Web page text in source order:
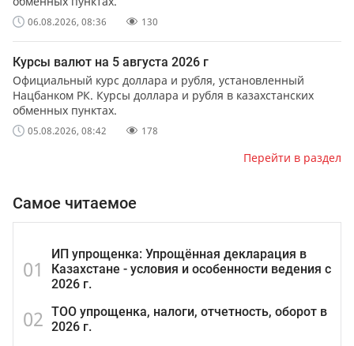
06.08.2026, 08:36 130
Курсы валют на 5 августа 2026 г
Официальный курс доллара и рубля, установленный
Нацбанком РК. Курсы доллара и рубля в казахстанских
обменных пунктах.
05.08.2026, 08:42 178
Перейти в раздел
Самое читаемое
01
ИП упрощенка: Упрощённая декларация в
Казахстане - условия и особенности ведения с
2026 г.
02 ТОО упрощенка, налоги, отчетность, оборот в
2026 г.